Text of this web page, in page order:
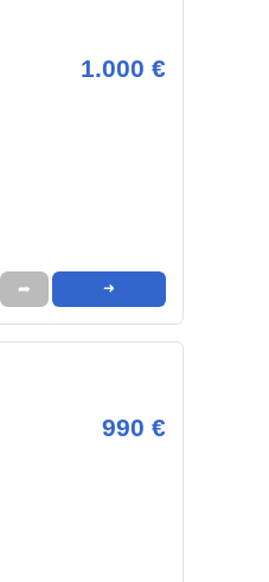
1.000 €
➦ ➜
990 €